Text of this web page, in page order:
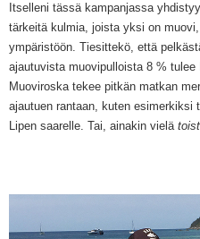
Itselleni tässä kampanjassa
tärkeitä kulmia, joista yksi on
ympäristöön. Tiesittekö, että
ajautuvista muovipulloista 8 %
Muoviroska tekee pitkän matkan
ajautuen rantaan, kuten esimerkiksi
Lipen saarelle. Tai, ainakin vielä